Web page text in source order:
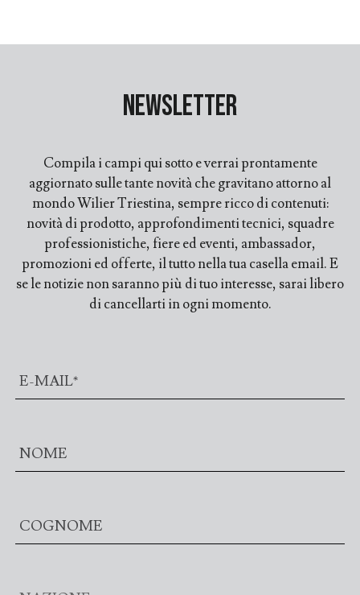
Newsletter
Compila i campi qui sotto e verrai prontamente
aggiornato sulle tante novità che gravitano attorno al
mondo Wilier Triestina, sempre ricco di contenuti:
novità di prodotto, approfondimenti tecnici, squadre
professionistiche, fiere ed eventi, ambassador,
promozioni ed offerte, il tutto nella tua casella email. E
se le notizie non saranno più di tuo interesse, sarai libero
di cancellarti in ogni momento.